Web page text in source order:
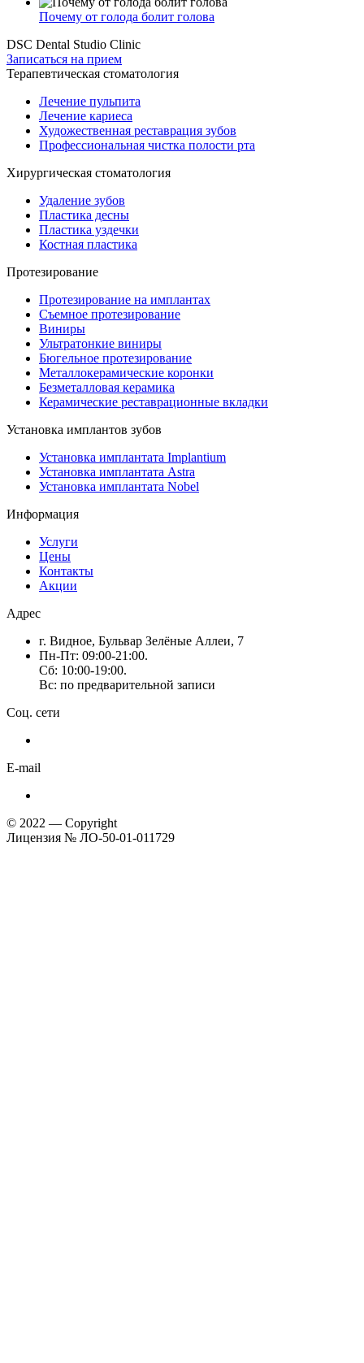
Почему от голода болит голова
DSC Dental Studio Clinic
Записаться на прием
Терапевтическая стоматология
Лечение пульпита
Лечение кариеса
Художественная реставрация зубов
Профессиональная чистка полости рта
Хирургическая стоматология
Удаление зубов
Пластика десны
Пластика уздечки
Костная пластика
Протезирование
Протезирование на имплантах
Съемное протезирование
Виниры
Ультратонкие виниры
Бюгельное протезирование
Металлокерамические коронки
Безметалловая керамика
Керамические реставрационные вкладки
Установка имплантов зубов
Установка имплантата Implantium
Установка имплантата Astra
Установка имплантата Nobel
Информация
Услуги
Цены
Контакты
Акции
Адрес
г. Видное, Бульвар Зелёные Аллеи, 7
Пн-Пт: 09:00-21:00.
Сб: 10:00-19:00.
Вс: по предварительной записи
Соц. сети
E-mail
© 2022 — Copyright
Лицензия № ЛО-50-01-011729